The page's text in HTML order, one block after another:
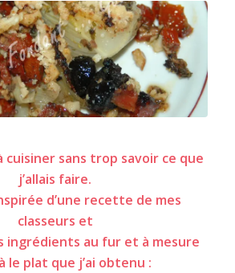
cuisiner sans trop savoir ce que
j’allais faire.
d’une recette de mes
classeurs et
ingrédients au fur et à mesure
le plat que j’ai obtenu :